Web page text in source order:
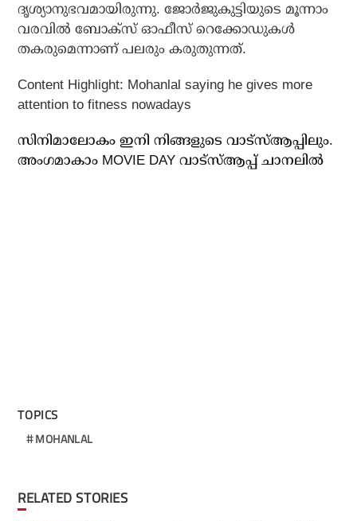
ദൃശ്യാനുഭവമായിരുന്നു. ജോര്‍ജുകുട്ടിയുടെ മൂന്നാം
വരവില്‍ ബോക്‌സ് ഓഫീസ് റെക്കോഡുകള്‍
തകരുമെന്നാണ് പലരും കരുതുന്നത്.
Content Highlight: Mohanlal saying he gives more
attention to fitness nowadays
സിനിമാലോകം ഇനി നിങ്ങളുടെ വാട്സ്ആപ്പിലും.
അം​ഗമാകാം MOVIE DAY വാട്സ്ആപ്പ് ചാനലിൽ
TOPICS
MOHANLAL
RELATED STORIES